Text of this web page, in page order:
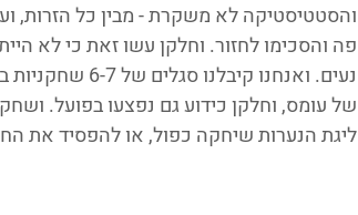
והסטטיסטיקה לא משקרת - מבין כל הזרות,
פה והסכימו לחזור. וחלקן עשו זאת כי לא
ליגת הנערות שיחקה כפול, או להפסיד את